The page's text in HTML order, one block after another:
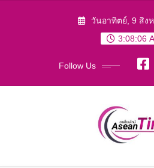
วันอาทิตย์, 9 สิง
3:08:07
Follow Us